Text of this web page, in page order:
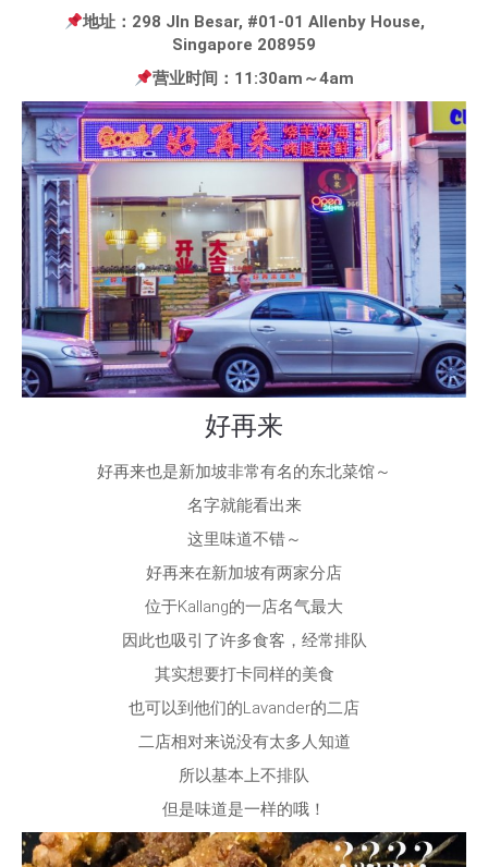
地址：298 Jln Besar, #01-01 Allenby House,
Singapore 208959
营业时间：11:30am～4am
好再来
好再来也是新加坡非常有名的东北菜馆～
名字就能看出来
这里味道不错～
好再来在新加坡有两家分店
位于Kallang的一店名气最大
因此也吸引了许多食客，经常排队
其实想要打卡同样的美食
也可以到他们的Lavander的二店
二店相对来说没有太多人知道
所以基本上不排队
但是味道是一样的哦！